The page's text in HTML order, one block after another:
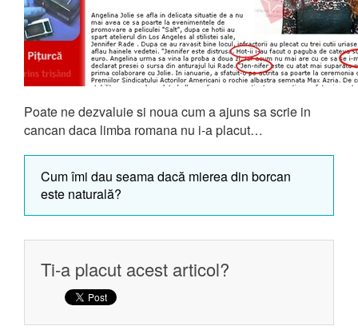
Poate ne dezvaluie si noua cum a ajuns sa scrie in
cancan daca limba romana nu i-a placut…
Cum îmi dau seama dacă mierea din borcan
este naturală?
Ti-a placut acest articol?